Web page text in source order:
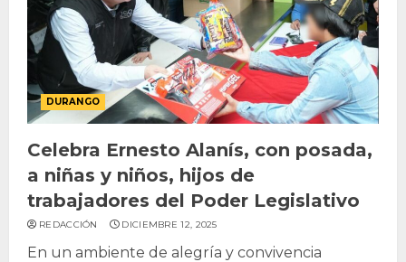
DURANGO
Celebra Ernesto Alanís, con posada,
a niñas y niños, hijos de
trabajadores del Poder Legislativo
REDACCIÓN DICIEMBRE 12, 2025
En un ambiente de alegría y convivencia